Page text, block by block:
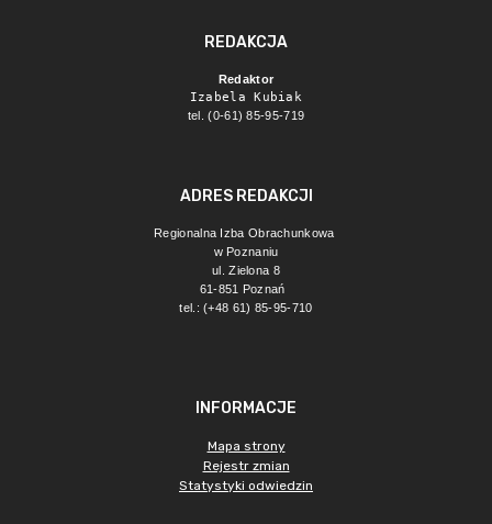
REDAKCJA
Redaktor
Izabela Kubiak
tel. (0-61) 85-95-719
ADRES REDAKCJI
Regionalna Izba Obrachunkowa
w Poznaniu
ul. Zielona 8
61-851 Poznań
tel.: (+48 61) 85-95-710
INFORMACJE
Mapa strony
Rejestr zmian
Statystyki odwiedzin